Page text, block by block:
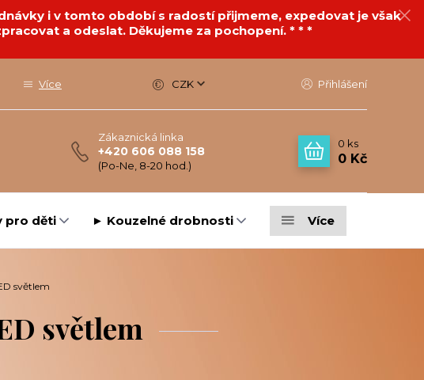
i v tomto období s radostí přijmeme, expedovat je však
a odeslat. Děkujeme za pochopení. * * *
Více CZK Přihlášení
Zákaznická linka
+420 606 088 158
(Po-Ne, 8-20 hod.)
0 ks
0 Kč
pro děti ► Kouzelné drobnosti Více
světlem
světlem